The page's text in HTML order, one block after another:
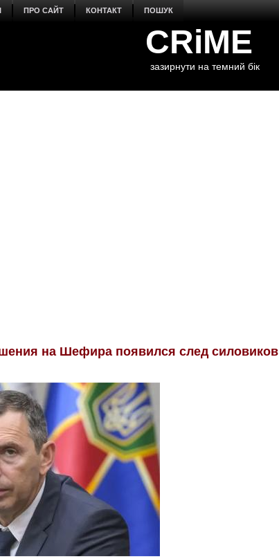
ПРО САЙТ КОНТАКТ ПОШУК
CRiME
зазирнути на темний бік
на Шефира появился след силовиков